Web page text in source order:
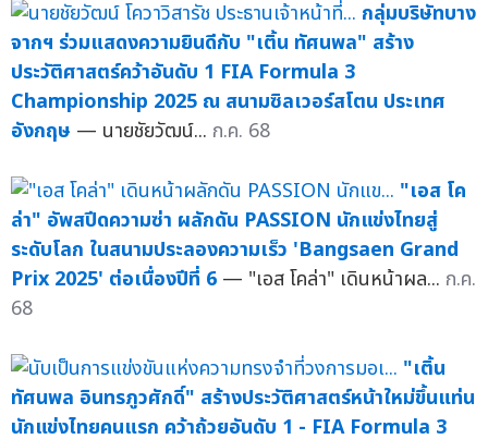
กลุ่มบริษัทบาง
จากฯ ร่วมแสดงความยินดีกับ "เติ้น ทัศนพล" สร้าง
ประวัติศาสตร์คว้าอันดับ 1 FIA Formula 3
Championship 2025 ณ สนามซิลเวอร์สโตน ประเทศ
อังกฤษ — นายชัยวัฒน์... ก.ค. 68
"เอส โค
ล่า" อัพสปีดความซ่า ผลักดัน PASSION นักแข่งไทยสู่
ระดับโลก ในสนามประลองความเร็ว 'Bangsaen Grand
Prix 2025' ต่อเนื่องปีที่ 6 — "เอส โคล่า" เดินหน้าผล... ก.ค.
68
"เติ้น
ทัศนพล อินทรภูวศักดิ์" สร้างประวัติศาสตร์หน้าใหม่ขึ้นแท่น
นักแข่งไทยคนแรก คว้าถ้วยอันดับ 1 - FIA Formula 3